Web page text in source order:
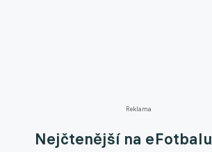
Reklama
Nejčtenější na eFotbalu